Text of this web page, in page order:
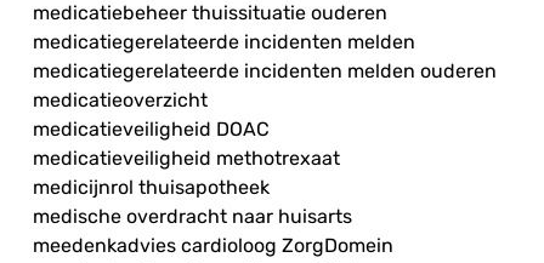
medicatiebeheer thuissituatie ouderen
medicatiegerelateerde incidenten melden
medicatiegerelateerde incidenten melden ouderen
medicatieoverzicht
medicatieveiligheid DOAC
medicatieveiligheid methotrexaat
medicijnrol thuisapotheek
medische overdracht naar huisarts
meedenkadvies cardioloog ZorgDomein